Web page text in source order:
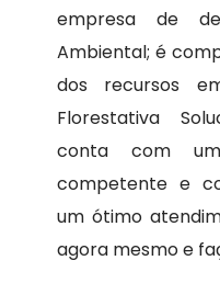
empresa de
Ambiental; é
dos recursos
Florestativa
conta com
competente e
um ótimo
agora mesmo e